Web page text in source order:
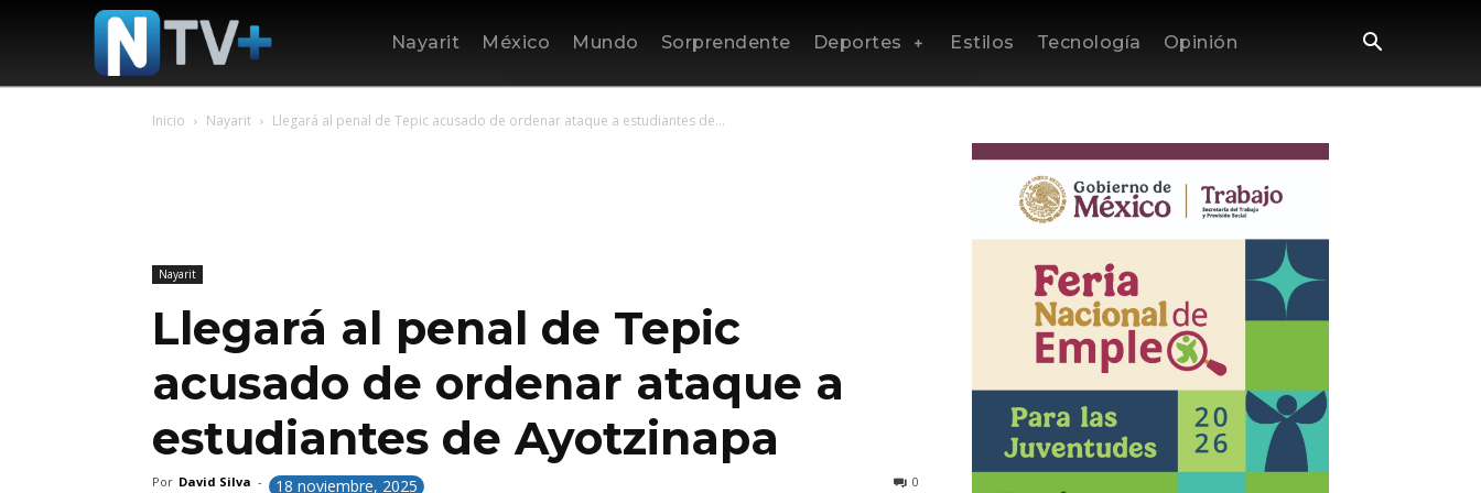
Nayarit México Mundo Sorprendente Deportes Estilos Tecnología Opinión
Inicio Nayarit Llegará al penal de Tepic acusado de ordenar ataque a estudiantes de...
Nayarit
Llegará al penal de Tepic
acusado de ordenar ataque a
estudiantes de Ayotzinapa
Por David Silva - 18 noviembre, 2025 0